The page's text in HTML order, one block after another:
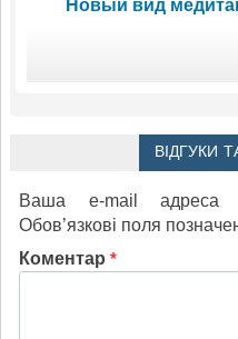
Новый вид
ВІДГУКИ
Ваша e-mail адреса
Обов’язкові поля
Коментар *